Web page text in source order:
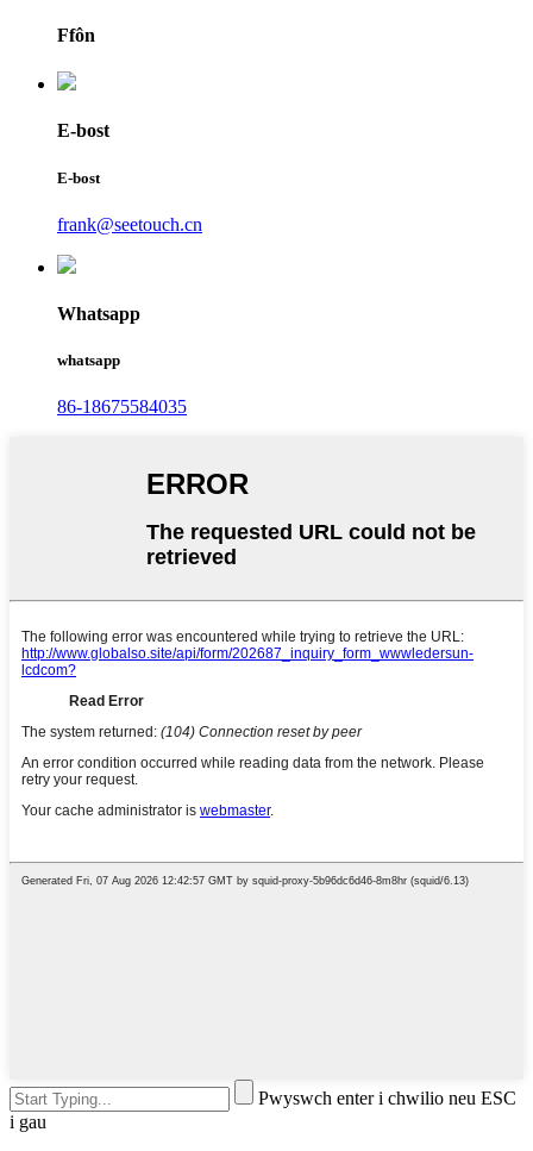
Ffôn
E-bost
E-bost
frank@seetouch.cn
Whatsapp
whatsapp
86-18675584035
Pwyswch enter i chwilio neu ESC
i gau